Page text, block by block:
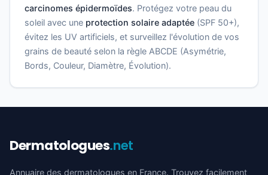
carcinomes épidermoïdes. Protégez votre peau du
soleil avec une protection solaire adaptée (SPF 50+),
évitez les UV artificiels, et surveillez l'évolution de vos
grains de beauté selon la règle ABCDE (Asymétrie,
Bords, Couleur, Diamètre, Évolution).
Dermatologues.net
Annuaire des dermatologues en France. Trouvez facilement